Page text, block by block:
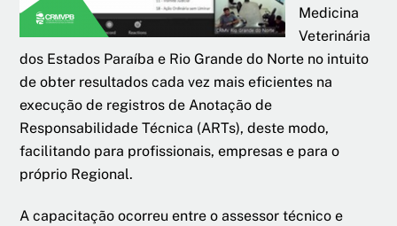
Medicina
Veterinária
dos Estados Paraíba e Rio Grande do Norte no intuito
de obter resultados cada vez mais eficientes na
execução de registros de Anotação de
Responsabilidade Técnica (ARTs), deste modo,
facilitando para profissionais, empresas e para o
próprio Regional.
A capacitação ocorreu entre o assessor técnico e